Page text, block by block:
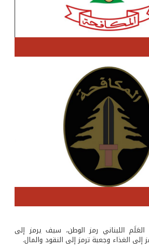
اللبناني رمز الوطن، سيف يرمز إلى
إلى الغذاء وجعبة ترمز إلى النقود والمال.